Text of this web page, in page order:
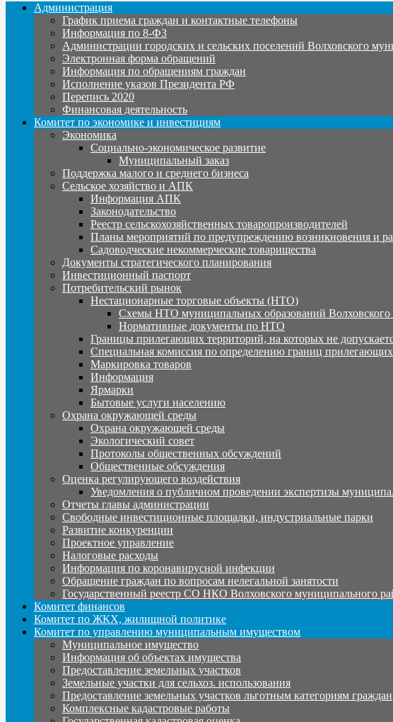
Администрация
График приема граждан и контактные телефоны
Информация по 8-ФЗ
Администрации городских и сельских поселений Волховского
Электронная форма обращений
Информация по обращениям граждан
Исполнение указов Президента РФ
Перепись 2020
Финансовая деятельность
Комитет по экономике и инвестициям
Экономика
Социально-экономическое развитие
Муниципальный заказ
Поддержка малого и среднего бизнеса
Сельское хозяйство и АПК
Информация АПК
Законодательство
Реестр сельскохозяйственных товаропроизводителей
Планы мероприятий по предупреждению возникновения и
Садоводческие некоммерческие товарищества
Документы стратегического планирования
Инвестиционный паспорт
Потребительский рынок
Нестационарные торговые объекты (НТО)
Схемы НТО муниципальных образований Волховского
Нормативные документы по НТО
Границы прилегающих территорий, на которых не
Специальная комиссия по определению границ
Маркировка товаров
Информация
Ярмарки
Бытовые услуги населению
Охрана окружающей среды
Охрана окружающей среды
Экологический совет
Протоколы общественных обсуждений
Общественные обсуждения
Оценка регулирующего воздействия
Уведомления о публичном проведении экспертизы
Отчеты главы администрации
Свободные инвестиционные площадки, индустриальные парки
Развитие конкуренции
Проектное управление
Налоговые расходы
Информация по коронавирусной инфекции
Обращение граждан по вопросам нелегальной занятости
Государственный реестр СО НКО Волховского муниципального
Комитет финансов
Комитет по ЖКХ, жилищной политике
Комитет по управлению муниципальным имуществом
Муниципальное имущество
Информация об объектах имущества
Предоставление земельных участков
Земельные участки для сельхоз. использования
Предоставление земельных участков льготным категориям граждан
Комплексные кадастровые работы